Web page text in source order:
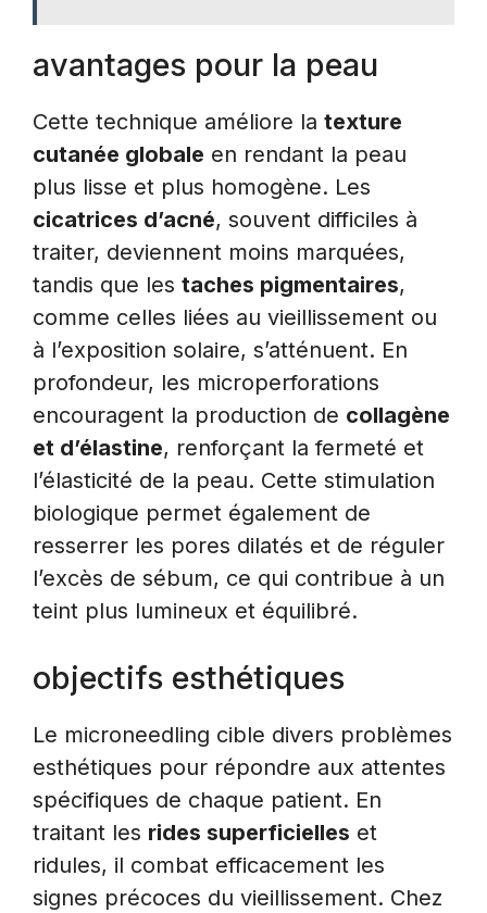
avantages pour la peau
Cette technique améliore la texture
cutanée globale en rendant la peau
plus lisse et plus homogène. Les
cicatrices d’acné, souvent difficiles à
traiter, deviennent moins marquées,
tandis que les taches pigmentaires,
comme celles liées au vieillissement ou
à l’exposition solaire, s’atténuent. En
profondeur, les microperforations
encouragent la production de collagène
et d’élastine, renforçant la fermeté et
l’élasticité de la peau. Cette stimulation
biologique permet également de
resserrer les pores dilatés et de réguler
l’excès de sébum, ce qui contribue à un
teint plus lumineux et équilibré.
objectifs esthétiques
Le microneedling cible divers problèmes
esthétiques pour répondre aux attentes
spécifiques de chaque patient. En
traitant les rides superficielles et
ridules, il combat efficacement les
signes précoces du vieillissement. Chez